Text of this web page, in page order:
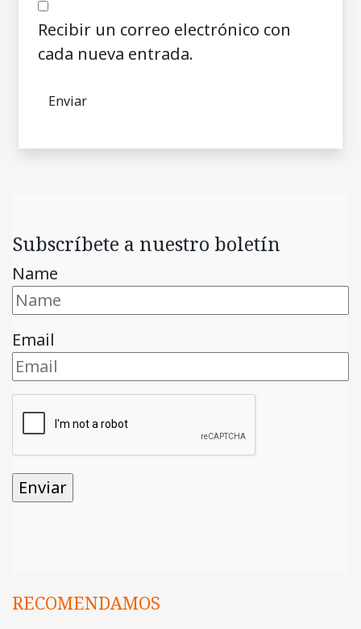
Recibir un correo electrónico con
cada nueva entrada.
Subscríbete a nuestro boletín
Name
Email
RECOMENDAMOS